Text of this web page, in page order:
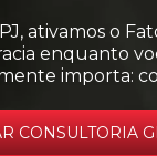
ativamos o
enquanto
importa:
CONSULTORIA